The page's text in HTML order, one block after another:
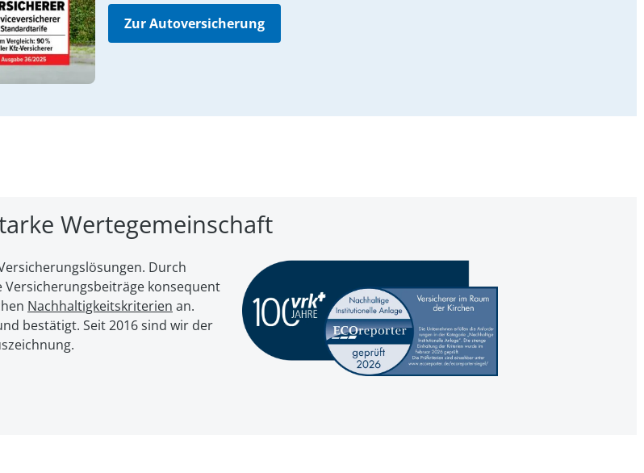
Zur Autoversicherung
Wertegemeinschaft
Durch
kon­se­quent
Nach­hal­tig­keits­kri­te­ri­en an.
bestätigt. Seit 2016 sind wir der